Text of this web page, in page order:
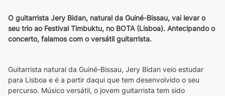
O guitarrista Jery Bidan, natural da Guiné-Bissau, vai levar o
seu trio ao Festival Timbuktu, no BOTA (Lisboa). Antecipando o
concerto, falamos com o versátil guitarrista.
Guitarrista natural da Guiné-Bissau, Jery Bidan veio estudar
para Lisboa e é a partir daqui que tem desenvolvido o seu
percurso. Músico versátil, o jovem guitarrista tem sido